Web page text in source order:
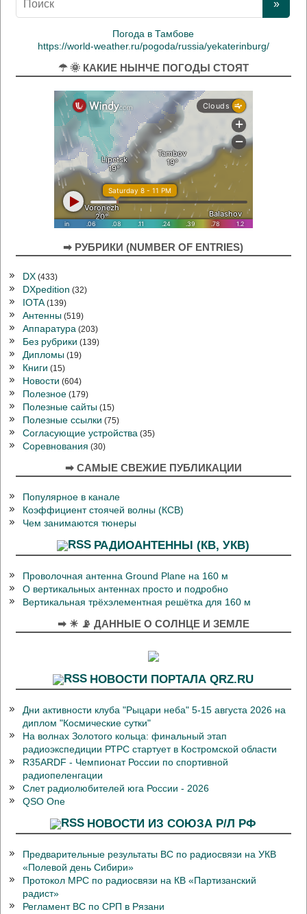
Погода в Тамбове
https://world-weather.ru/pogoda/russia/yekaterinburg/
☂ 🌞 КАКИЕ НЫНЧЕ ПОГОДЫ СТОЯТ
➡ РУБРИКИ (NUMBER OF ENTRIES)
DX (433)
DXpedition (32)
IOTA(139)
Антенны (519)
Аппаратура (203)
Без рубрики (139)
Дипломы (19)
Книги (15)
Новости (604)
Полезное (179)
Полезные сайты (15)
Полезные ссылки (75)
Согласующие устройства (35)
Соревнования (30)
➡ САМЫЕ СВЕЖИЕ ПУБЛИКАЦИИ
Популярное в канале
Коэффициент стоячей волны (КСВ)
Чем занимаются тюнеры
РАДИОАНТЕННЫ (КВ, УКВ)
Проволочная антенна Ground Plane на 160 м
О вертикальных антеннах просто и подробно
Вертикальная трёхэлементная решётка для 160 м
➡ ☀ 📡 ДАННЫЕ О СОЛНЦЕ И ЗЕМЛЕ
НОВОСТИ ПОРТАЛА QRZ.RU
Дни активности клуба "Рыцари неба" 5-15 августа 2026 на
диплом "Космические сутки"
На волнах Золотого кольца: финальный этап
радиоэкспедиции РТРС стартует в Костромской области
R35ARDF - Чемпионат России по спортивной
радиопеленгации
Слет радиолюбителей юга России - 2026
QSO One
НОВОСТИ ИЗ СОЮЗА Р/Л РФ
Предварительные результаты ВС по радиосвязи на УКВ
«Полевой день Сибири»
Протокол МРС по радиосвязи на КВ «Партизанский
радист»
Регламент ВС по СРП в Рязани